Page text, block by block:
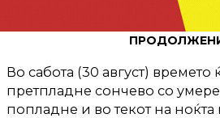
Во сабота (30 август) времето
претпладне сончево со
попладне и во текот на ноќта